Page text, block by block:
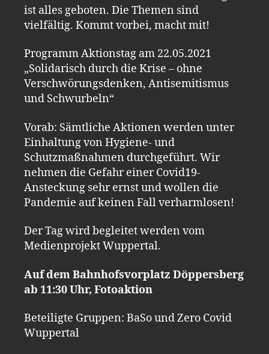
ist alles geboten. Die Themen sind
vielfältig. Kommt vorbei, macht mit!
Programm Aktionstag am 22.05.2021
„Solidarisch durch die Krise – ohne
Verschwörungsdenken, Antisemitismus
und Schwurbeln“
Vorab: Sämtliche Aktionen werden unter
Einhaltung von Hygiene- und
Schutzmaßnahmen durchgeführt. Wir
nehmen die Gefahr einer Covid19-
Ansteckung sehr ernst und wollen die
Pandemie auf keinen Fall verharmlosen!
Der Tag wird begleitet werden vom
Medienprojekt Wuppertal.
Auf dem Bahnhofsvorplatz Döppersberg
ab 11:30 Uhr, Fotoaktion
Beteiligte Gruppen: BaSo und Zero Covid
Wuppertal